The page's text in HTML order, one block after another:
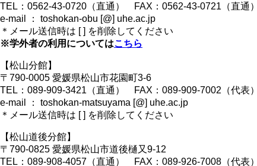
TEL：0562-43-0720（直通） FAX：0562-43-0721（直通）
e-mail ： toshokan-obu [@] uhe.ac.jp
＊メール送信時は [ ] を削除してください
※学外者の利用についてはこちら
【松山分館】
〒790-0005 愛媛県松山市花園町3-6
TEL：089-909-3421（直通） FAX：089-909-7002（代表）
e-mail ： toshokan-matsuyama [@] uhe.ac.jp
＊メール送信時は [ ] を削除してください
【松山道後分館】
〒790-0825 愛媛県松山市道後樋又9-12
TEL：089-908-4057（直通） FAX：089-926-7008（代表）